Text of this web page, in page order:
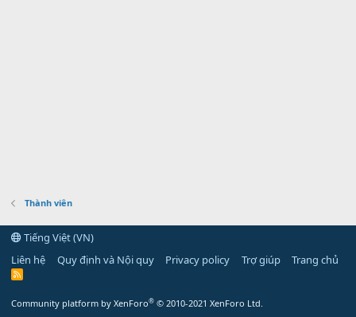
Thành viên
Tiếng Việt (VN)
Liên hệ
Quy định và Nội quy Privacy policy Trợ giúp Trang chủ
R
Community platform by XenForo® © 2010-2021 XenForo Ltd.